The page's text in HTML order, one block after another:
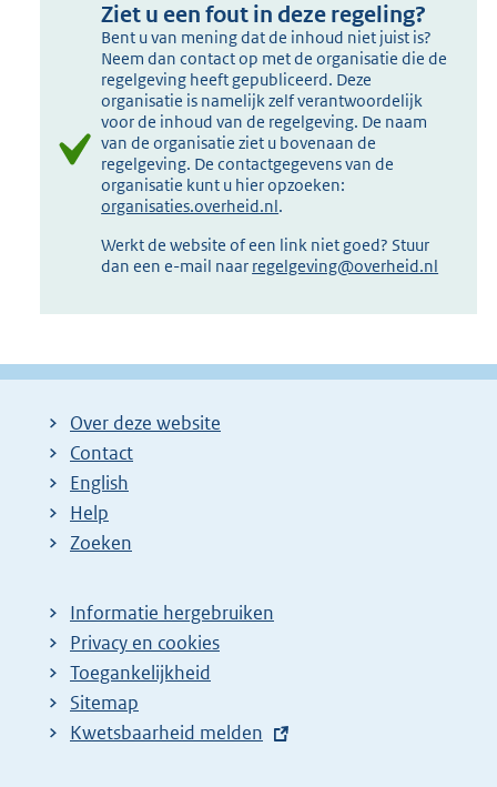
Ziet u een fout in deze regeling?
Bent u van mening dat de inhoud niet juist is?
Neem dan contact op met de organisatie die de
regelgeving heeft gepubliceerd. Deze
organisatie is namelijk zelf verantwoordelijk
voor de inhoud van de regelgeving. De naam
van de organisatie ziet u bovenaan de
regelgeving. De contactgegevens van de
organisatie kunt u hier opzoeken:
organisaties.overheid.nl.
Werkt de website of een link niet goed? Stuur
dan een e-mail naar regelgeving@overheid.nl
Over deze website
Contact
English
Help
Zoeken
Informatie hergebruiken
Privacy en cookies
Toegankelijkheid
Sitemap
E
Kwetsbaarheid melden